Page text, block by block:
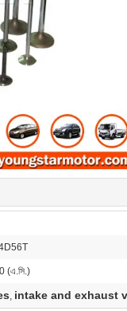
(এ.সি.)
, intake and exhaust